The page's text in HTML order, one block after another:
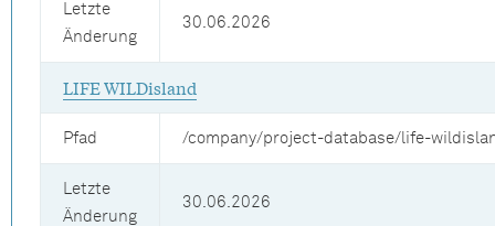
Letzte
Änderung
30.06.2026
LIFE WILDisland
Pfad /company/project-database/life-
Letzte
Änderung
30.06.2026